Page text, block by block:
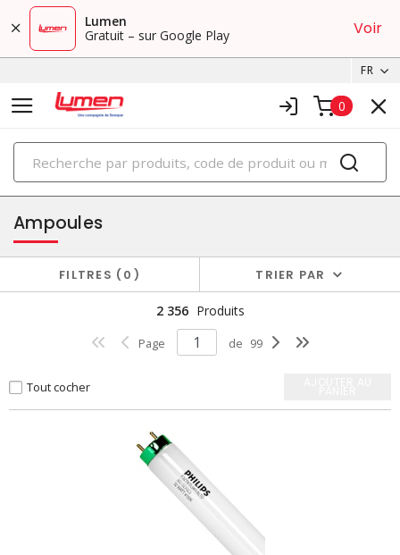
Lumen
Gratuit – sur Google Play
Voir
FR
0
PRODUITS
éclairage
Ampoules
FILTRES 0 TRIER PAR
2 356 Produits
Page de 99
Tout cocher